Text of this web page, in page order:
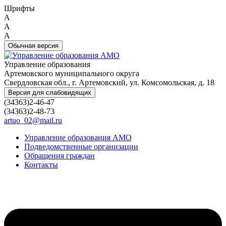
Шрифты
A
A
A
Обычная версия
Управление образования
Артемовского муниципального округа
Свердловская обл., г. Артемовский, ул. Комсомольская, д. 18
Версия для слабовидящих
(34363)2-46-47
(34363)2-48-73
artuo_02@mail.ru
Управление образования АМО
Подведомственные организации
Обращения граждан
Контакты